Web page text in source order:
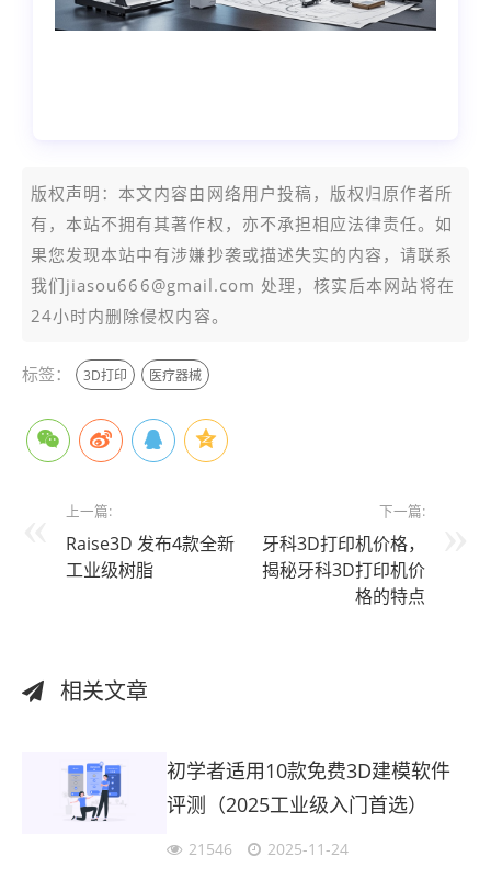
版权声明：本文内容由网络用户投稿，版权归原作者所
有，本站不拥有其著作权，亦不承担相应法律责任。如
果您发现本站中有涉嫌抄袭或描述失实的内容，请联系
我们jiasou666@gmail.com 处理，核实后本网站将在
24小时内删除侵权内容。
标签： 3D打印 医疗器械
上一篇:
Raise3D 发布4款全新
工业级树脂
下一篇:
牙科3D打印机价格，
揭秘牙科3D打印机价
格的特点
相关文章
初学者适用10款免费3D建模软件
评测（2025工业级入门首选）
21546 2025-11-24